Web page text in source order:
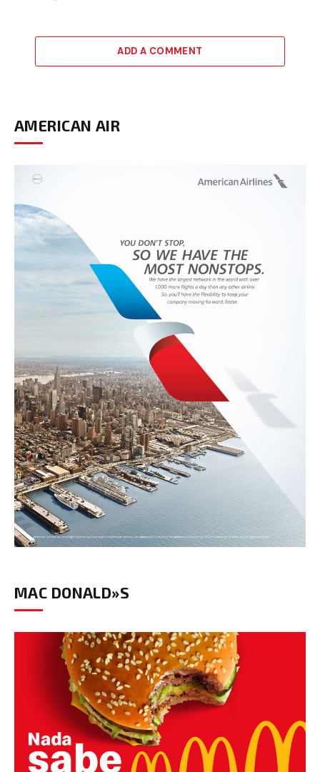
ADD A COMMENT
AMERICAN AIR
MAC DONALD»S